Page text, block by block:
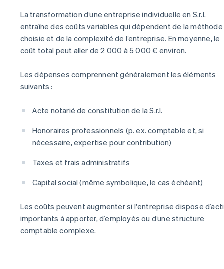
La transformation d’une entreprise individuelle en S.r.l.
entraîne des coûts variables qui dépendent de la méthode
choisie et de la complexité de l’entreprise. En moyenne, le
coût total peut aller de 2 000 à 5 000 € environ.
Les dépenses comprennent généralement les éléments
suivants :
Acte notarié de constitution de la S.r.l.
Honoraires professionnels (p. ex. comptable et, si
nécessaire, expertise pour contribution)
Taxes et frais administratifs
Capital social (même symbolique, le cas échéant)
Les coûts peuvent augmenter si l'entreprise dispose
importants à apporter, d’employés ou d’une structure
comptable complexe.